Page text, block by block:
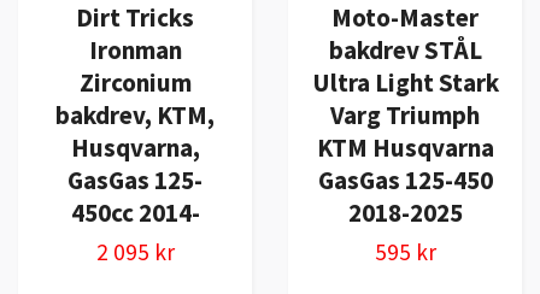
Dirt Tricks
Ironman
Zirconium
bakdrev, KTM,
Husqvarna,
GasGas 125-
450cc 2014-
2 095 kr
Moto-Master
bakdrev STÅL
Ultra Light Stark
Varg Triumph
KTM Husqvarna
GasGas 125-450
2018-2025
595 kr